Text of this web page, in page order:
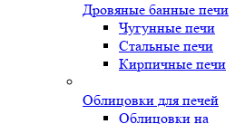
Дровяные банные печи
Чугунные печи
Стальные печи
Кирпичные печи
Облицовки для печей
Облицовки на